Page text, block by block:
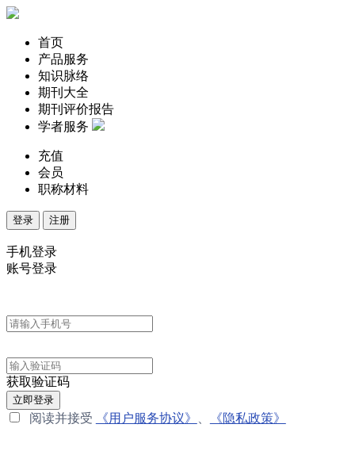
首页
产品服务
知识脉络
期刊大全
期刊评价报告
学者服务
充值
会员
职称材料
登录 注册
手机登录
账号登录
获取验证码
立即登录
阅读并接受 《用户服务协议》 《隐私政策》